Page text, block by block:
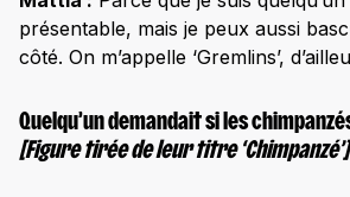
présentable, mais je peux aussi
côté. On m’appelle ‘Gremlins’,
Quelqu’un demandait si les
[Figure tirée de leur titre ‘Chimpanzé’]